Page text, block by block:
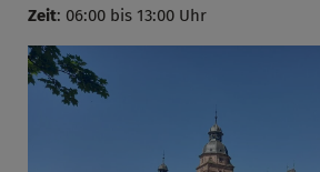
Zeit: 06:00 bis 13:00 Uhr